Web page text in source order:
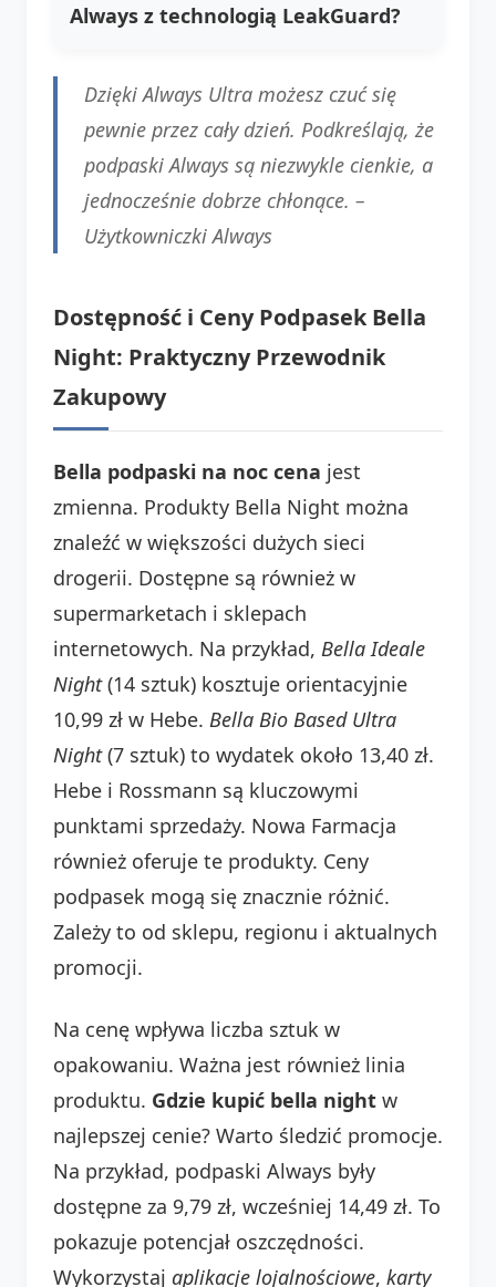
Always z technologią LeakGuard?
Dzięki Always Ultra możesz czuć się
pewnie przez cały dzień. Podkreślają, że
podpaski Always są niezwykle cienkie, a
jednocześnie dobrze chłonące. –
Użytkowniczki Always
Dostępność i Ceny Podpasek Bella
Night: Praktyczny Przewodnik
Zakupowy
Bella podpaski na noc cena jest
zmienna. Produkty Bella Night można
znaleźć w większości dużych sieci
drogerii. Dostępne są również w
supermarketach i sklepach
internetowych. Na przykład, Bella Ideale
Night(14 sztuk) kosztuje orientacyjnie
10,99 zł w Hebe. Bella Bio Based Ultra
Night(7 sztuk) to wydatek około 13,40 zł.
Hebe i Rossmann są kluczowymi
punktami sprzedaży. Nowa Farmacja
również oferuje te produkty. Ceny
podpasek mogą się znacznie różnić.
Zależy to od sklepu, regionu i aktualnych
promocji.
Na cenę wpływa liczba sztuk w
opakowaniu. Ważna jest również linia
produktu. Gdzie kupić bella night w
najlepszej cenie? Warto śledzić promocje.
Na przykład, podpaski Always były
dostępne za 9,79 zł, wcześniej 14,49 zł. To
pokazuje potencjał oszczędności.
Wykorzystaj aplikacje lojalnościowe, karty